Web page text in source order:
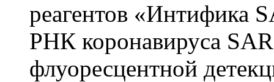
реагентов «Интифика
РНК коронавируса
флуоресцентной